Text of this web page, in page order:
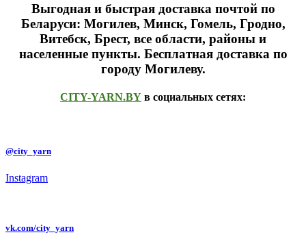
Выгодная и быстрая доставка почтой по
Беларуси: Могилев, Минск, Гомель, Гродно,
Витебск, Брест, все области, районы и
населенные пункты. Бесплатная доставка по
городу Могилеву.
CITY-YARN.BY в социальных сетях:
@city_yarn
Instagram
vk.com/city_yarn